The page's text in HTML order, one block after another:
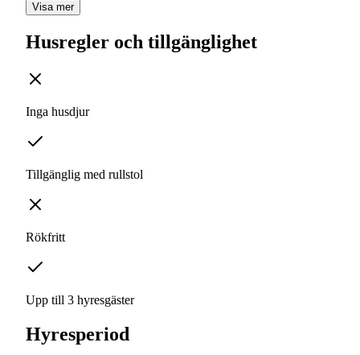
Visa mer
Husregler och tillgänglighet
Inga husdjur
Tillgänglig med rullstol
Rökfritt
Upp till 3 hyresgäster
Hyresperiod